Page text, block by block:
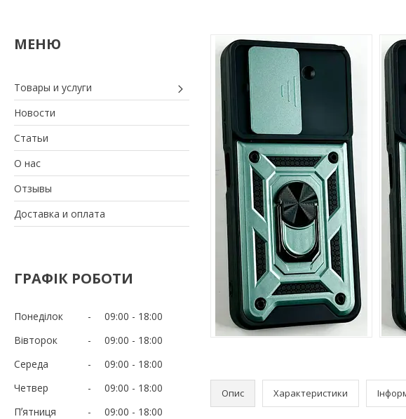
Товары и услуги
Новости
Статьи
О нас
Отзывы
Доставка и оплата
ГРАФІК РОБОТИ
Понеділок 09:00
18:00
Вівторок
09:00
18:00
Середа
09:00
18:00
Четвер
09:00
18:00
Пʼятниця
09:00
18:00
Опис Характеристики